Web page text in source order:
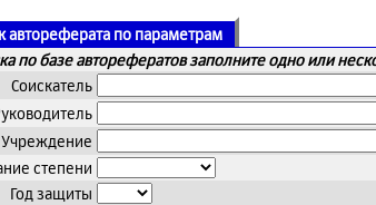
автореферата по параметрам
по базе авторефератов заполните одно или
Соискатель
Учреждение
степени
Год защиты